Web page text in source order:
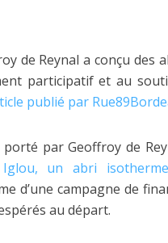
de Reynal a conçu
participatif et au
publié par
par Geoffroy de
Iglou, un abri
d’une campagne de
au départ.